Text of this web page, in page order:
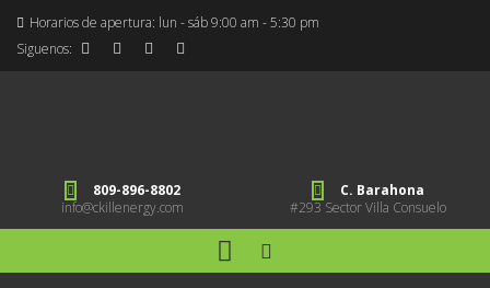
Horarios de apertura: lun - sáb 9:00 am - 5:30 pm
Siguenos:
809-896-8802
info@ckillenergy.com
C. Barahona
#293 Sector Villa Consuelo